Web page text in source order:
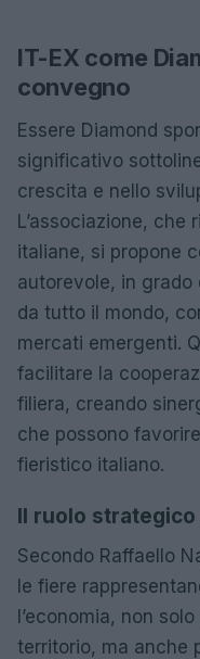
IT-EX come
convegno
Essere Diamond
significativo
crescita e nello
L’associazione, che
italiane, si propone
autorevole, in
da tutto il mondo,
mercati emergenti.
facilitare la
filiera, creando
che possono
fieristico italiano.
Il ruolo
Secondo Raffaello
le fiere
l’economia, non
territorio, ma anche